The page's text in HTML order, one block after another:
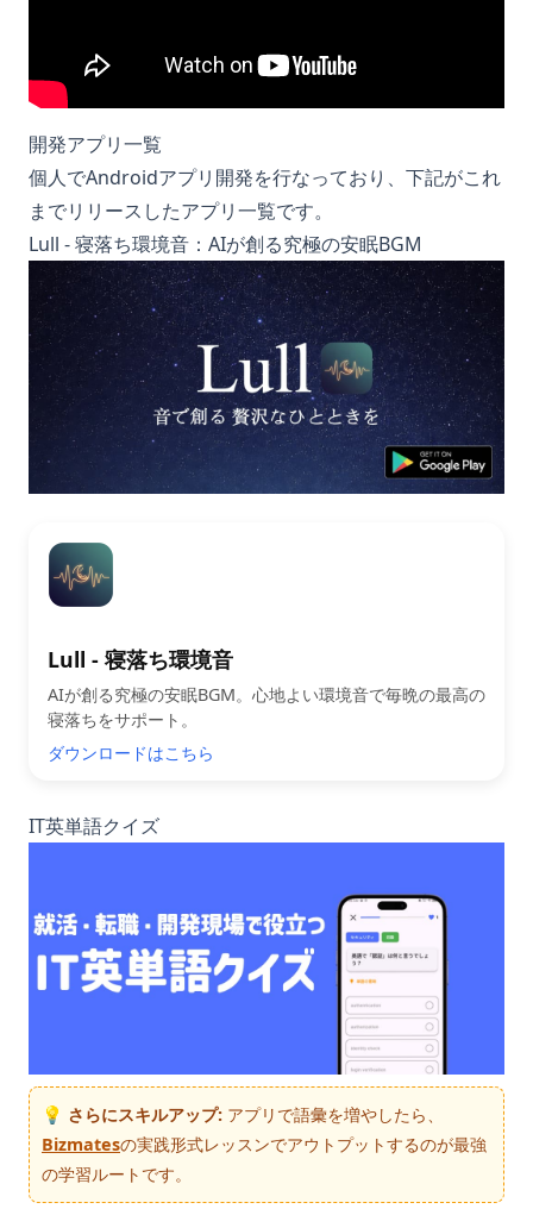
開発アプリ一覧
個人でAndroidアプリ開発を行なっており、下記がこれ
までリリースしたアプリ一覧です。
Lull - 寝落ち環境音：AIが創る究極の安眠BGM
Lull - 寝落ち環境音
AIが創る究極の安眠BGM。心地よい環境音で毎晩の最高の
寝落ちをサポート。
ダウンロードはこちら
IT英単語クイズ
💡 さらにスキルアップ: アプリで語彙を増やしたら、
Bizmatesの実践形式レッスンでアウトプットするのが最強
の学習ルートです。